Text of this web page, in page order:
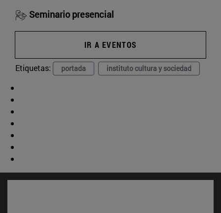
Seminario presencial
IR A EVENTOS
Etiquetas: portada instituto cultura y sociedad